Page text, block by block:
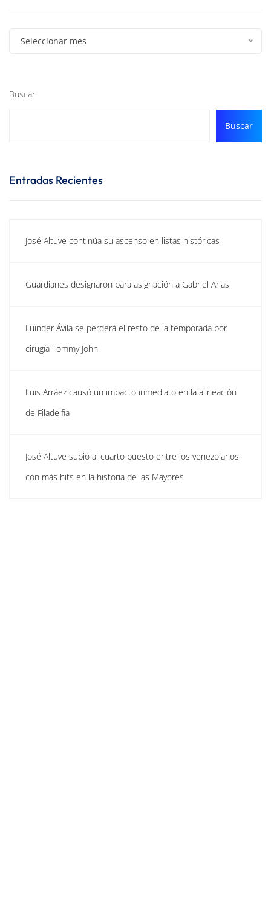
Seleccionar mes
Buscar
Buscar
Entradas Recientes
José Altuve continúa su ascenso en listas históricas
Guardianes designaron para asignación a Gabriel Arias
Luinder Ávila se perderá el resto de la temporada por
cirugía Tommy John
Luis Arráez causó un impacto inmediato en la alineación
de Filadelfia
José Altuve subió al cuarto puesto entre los venezolanos
con más hits en la historia de las Mayores